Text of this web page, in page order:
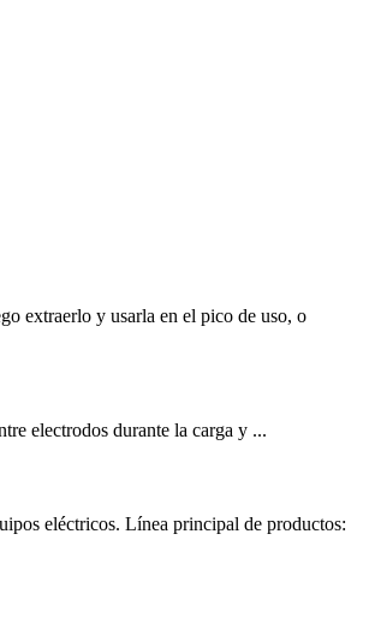
extraerlo y usarla en el pico de uso, o
electrodos durante la carga y ...
eléctricos. Línea principal de productos: